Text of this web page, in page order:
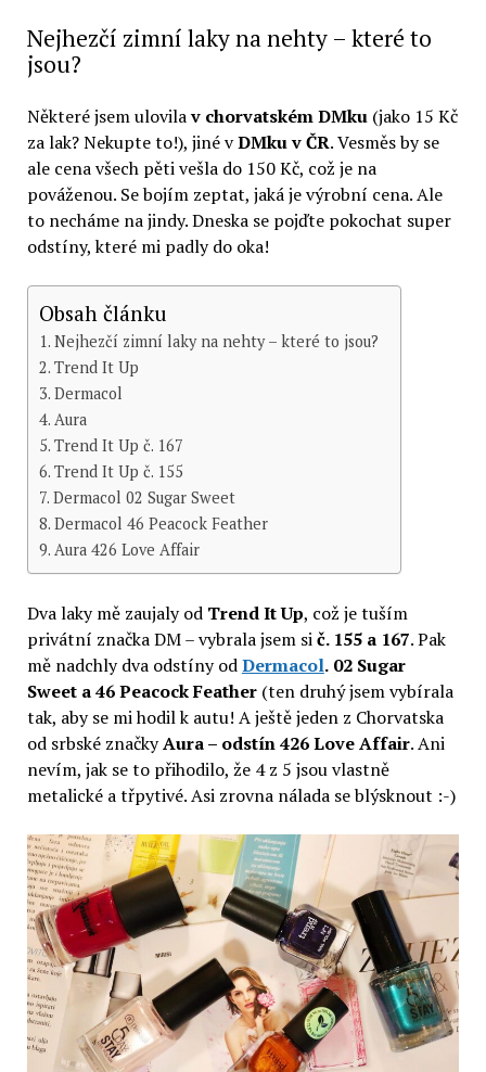
Nejhezčí zimní laky na nehty – které to
jsou?
Některé jsem ulovilav chorvatském DMku(jako 15 Kč
za lak? Nekupte to!), jiné vDMku v ČR. Vesměs by se
ale cena všech pěti vešla do 150 Kč, což je na
pováženou. Se bojím zeptat, jaká je výrobní cena. Ale
to necháme na jindy. Dneska se pojďte pokochat super
odstíny, které mi padly do oka!
Obsah článku
Nejhezčí zimní laky na nehty – které to jsou?
Trend It Up
Dermacol
Aura
Trend It Up č. 167
Trend It Up č. 155
Dermacol 02 Sugar Sweet
Dermacol 46 Peacock Feather
Aura 426 Love Affair
Dva laky mě zaujaly od Trend It Up, což je tuším
privátní značka DM – vybrala jsem sič. 155 a 167. Pak
mě nadchly dva odstíny odDermacol. 02 Sugar
Sweet a 46 Peacock Feather(ten druhý jsem vybírala
tak, aby se mi hodil k autu! A ještě jeden z Chorvatska
od srbské značkyAura – odstín 426 Love Affair. Ani
nevím, jak se to přihodilo, že 4 z 5 jsou vlastně
metalické a třpytivé. Asi zrovna nálada se blýsknout :-)